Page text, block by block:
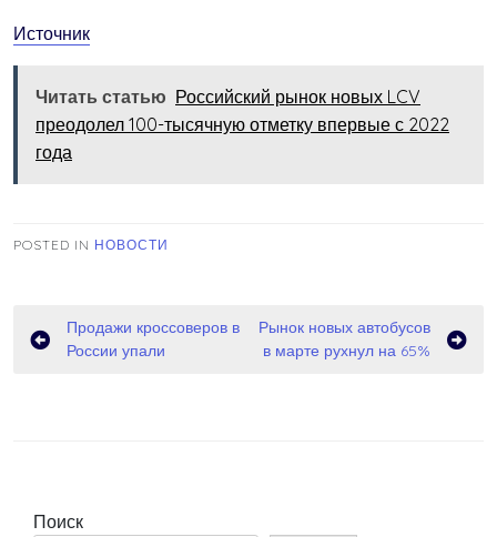
Источник
Читать статью Российский рынок новых LCV
преодолел 100-тысячную отметку впервые с 2022
года
POSTED IN НОВОСТИ
Навигация
Продажи кроссоверов в
России упали
Рынок новых автобусов
в марте рухнул на 65%
Поиск